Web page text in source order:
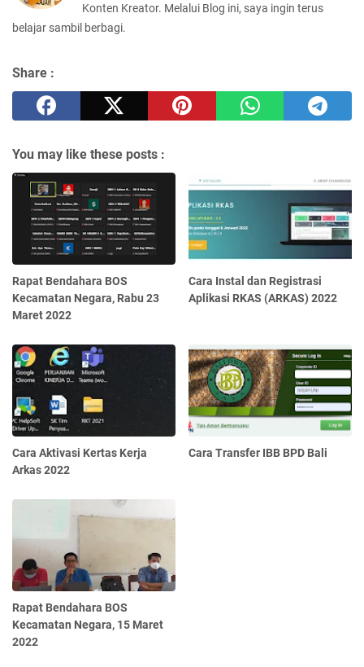
Konten Kreator. Melalui Blog ini, saya ingin terus
belajar sambil berbagi.
Share :
You may like these posts :
Rapat Bendahara BOS
Kecamatan Negara, Rabu 23
Maret 2022
Cara Instal dan Registrasi
Aplikasi RKAS (ARKAS) 2022
Cara Aktivasi Kertas Kerja
Arkas 2022
Cara Transfer IBB BPD Bali
Rapat Bendahara BOS
Kecamatan Negara, 15 Maret
2022